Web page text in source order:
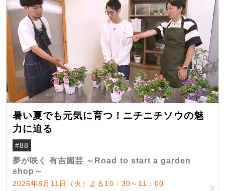
暑い夏でも元気に育つ！ニチニチソウの魅
力に迫る
#88
夢が咲く 有吉園芸 ～Road to start a garden
shop～
2026年8月11日（火）よる10：30～11：00